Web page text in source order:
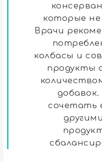
которые не
Врачи
колбасы и
продукты
сочетать